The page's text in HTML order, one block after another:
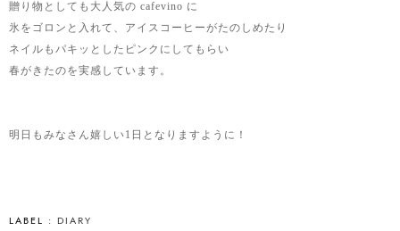
贈り物としても大人気の cafevino に
氷をゴロンと入れて、アイスコーヒーがたのしめたり
ネイルもパキッとしたピンクにしてもらい
春がきたのを実感しています。
明日もみなさん嬉しい1日となりますように！
LABEL : DIARY